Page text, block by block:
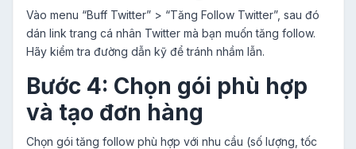
Vào menu “Buff Twitter” > “Tăng Follow Twitter”, sau đó
dán link trang cá nhân Twitter mà bạn muốn tăng follow.
Hãy kiểm tra đường dẫn kỹ để tránh nhầm lẫn.
Bước 4: Chọn gói phù hợp
và tạo đơn hàng
Chọn gói tăng follow phù hợp với nhu cầu (số lượng, tốc